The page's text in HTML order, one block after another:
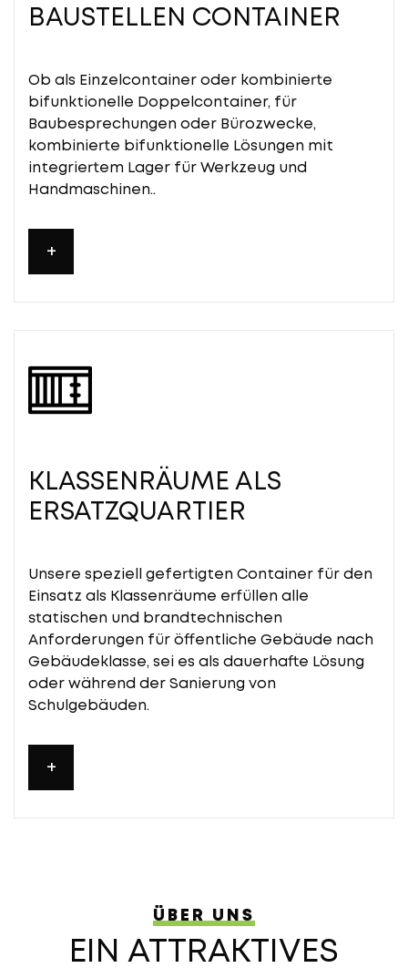
BAUSTELLEN CONTAINER
Ob als Einzelcontainer oder kombinierte
bifunktionelle Doppelcontainer, für
Baubesprechungen oder Bürozwecke,
kombinierte bifunktionelle Lösungen mit
integriertem Lager für Werkzeug und
Handmaschinen..
+
KLASSENRÄUME ALS
ERSATZQUARTIER
Unsere speziell gefertigten Container für den
Einsatz als Klassenräume erfüllen alle
statischen und brandtechnischen
Anforderungen für öffentliche Gebäude nach
Gebäudeklasse, sei es als dauerhafte Lösung
oder während der Sanierung von
Schulgebäuden.
+
ÜBER UNS
EIN ATTRAKTIVES